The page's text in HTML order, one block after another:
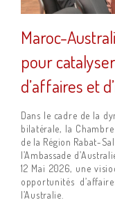
Maroc-
pour
d’affaires et
Dans le cadre de la
bilatérale, la
de la Région Rabat-
l’Ambassade
12 Mai 2026, une
opportunités
l’Australie.